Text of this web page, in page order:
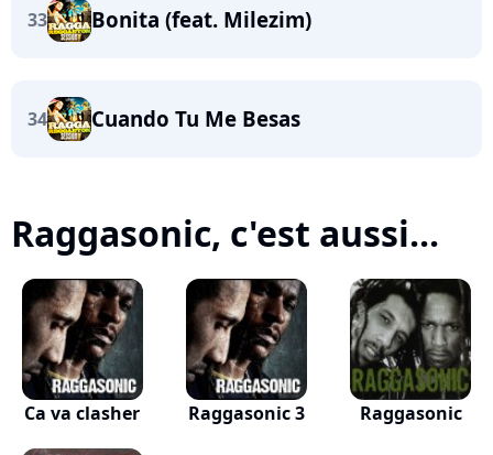
33 Bonita (feat. Milezim)
34 Cuando Tu Me Besas
Raggasonic, c'est aussi...
Ca va clasher Raggasonic 3 Raggasonic